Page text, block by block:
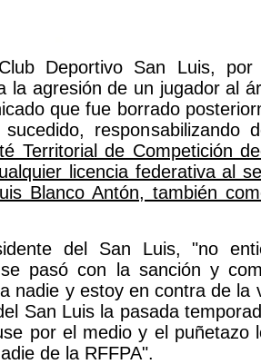
Deportivo San Luis, por
la agresión de un jugador al
que fue borrado
responsabilizando
Territorial de Competición
licencia federativa al
Blanco Antón, también
del San Luis, "no
pasó con la sanción y
nadie y estoy en contra de la
San Luis la pasada
por el medio y el puñetazo
de la RFFPA".